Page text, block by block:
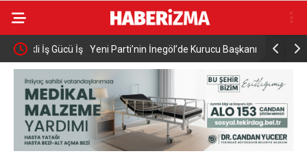
İş Yeni Parti’nin İnegöl’de Kurucu Başkanı Erkan
Dönmez Oldu.
Elektrikli
yaralandı